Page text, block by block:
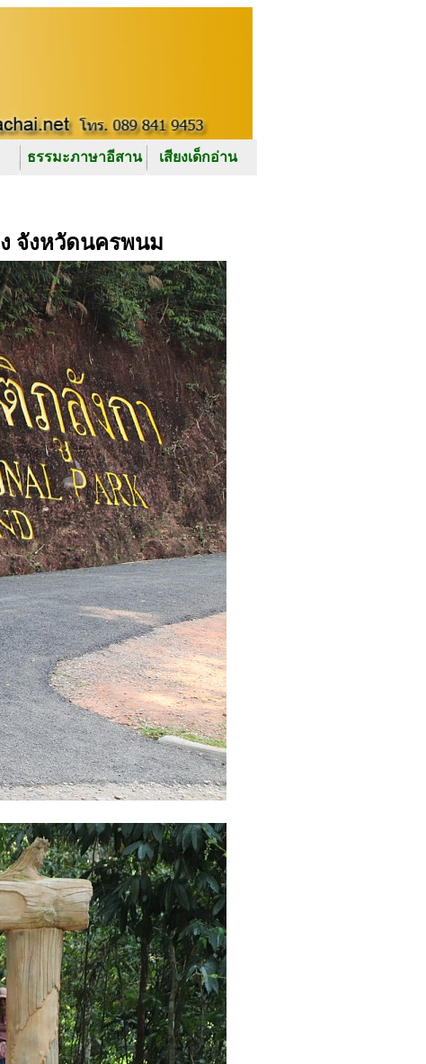
ธรรมะภาษาอีสาน เสียงเด็กอ่าน
จังหวัดนครพนม